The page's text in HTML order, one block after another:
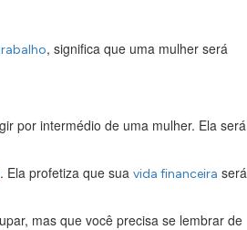
, significa que uma mulher será
por intermédio de uma mulher. Ela será
. Ela profetiza que sua vida financeira será
mas que você precisa se lembrar de